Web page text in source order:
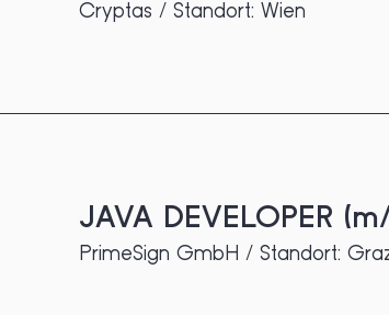
Cryptas / Standort: Wien
JAVA DEVELOPER
PrimeSign GmbH / Standort: